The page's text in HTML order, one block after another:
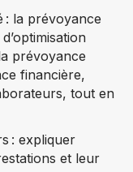
: la prévoyance
prévoyance
financière,
tout en
: expliquer
et leur